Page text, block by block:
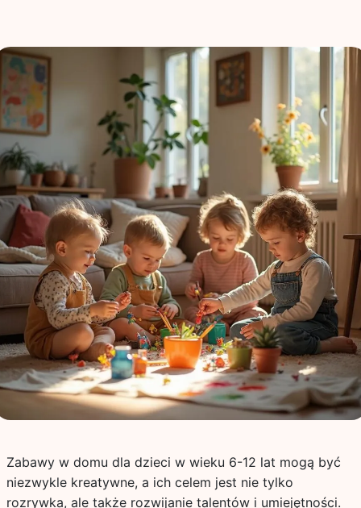
Zabawy w domu dla dzieci w wieku 6-12 lat mogą być
niezwykle kreatywne, a ich celem jest nie tylko
rozrywka, ale także rozwijanie talentów i umiejętności.